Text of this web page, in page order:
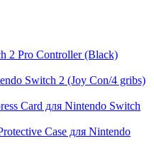
2 Pro Controller (Black)
Switch 2 (Joy Con/4 gribs)
Card для Nintendo Switch
Case для Nintendo